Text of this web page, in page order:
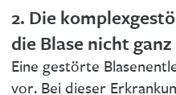
2. Die
die Blase nicht
Eine gestörte
vor. Bei dieser